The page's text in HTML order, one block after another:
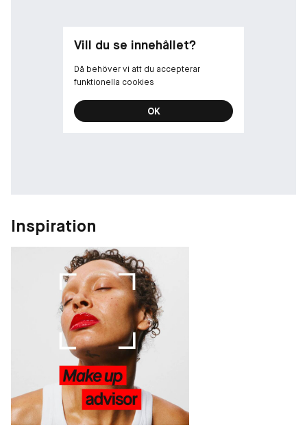
Vill du se innehållet?
Då behöver vi att du accepterar
funktionella cookies
OK
Inspiration